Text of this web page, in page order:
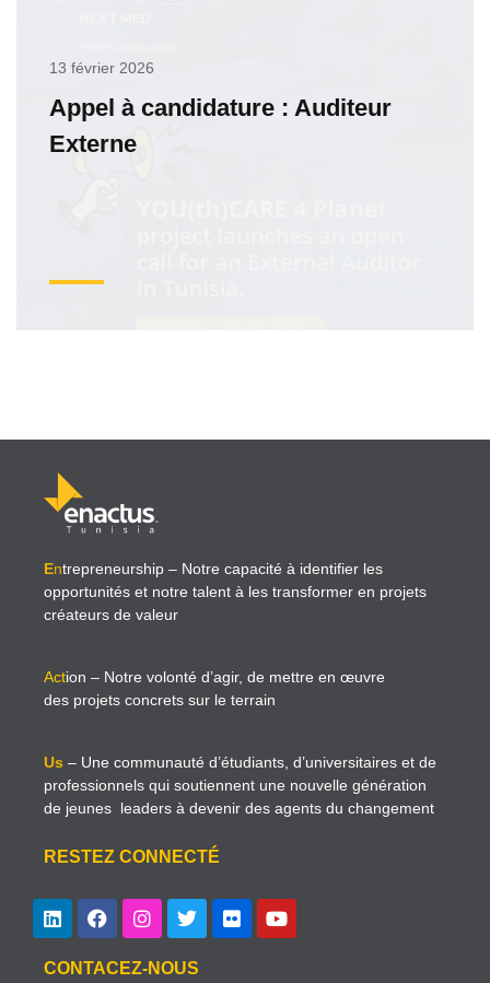
13 février 2026
Appel à candidature : Auditeur
Externe
Entrepreneurship – Notre capacité à identifier les
opportunités et notre talent à les transformer en projets
créateurs de valeur
Action – Notre volonté d’agir, de mettre en œuvre
des projets concrets sur le terrain
Us – Une communauté d’étudiants, d’universitaires et de
professionnels qui soutiennent une nouvelle génération
de jeunes leaders à devenir des agents du changement
RESTEZ CONNECTÉ
CONTACEZ-NOUS